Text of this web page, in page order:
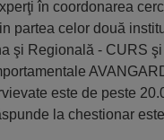
în coordonarea
partea celor două
şi Regională - CURS
este de peste
la chestionar